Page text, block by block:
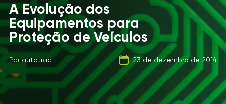
O que você sabe sobre o
combustível que a sua
frota usa?
Porautotrac 21 de setembro de 2019
A Evolução dos
Equipamentos para
Proteção de Veículos
Porautotrac 23 de dezembro de 2014
Carga Fracionada
Porautotrac 06 de fevereiro de 2020